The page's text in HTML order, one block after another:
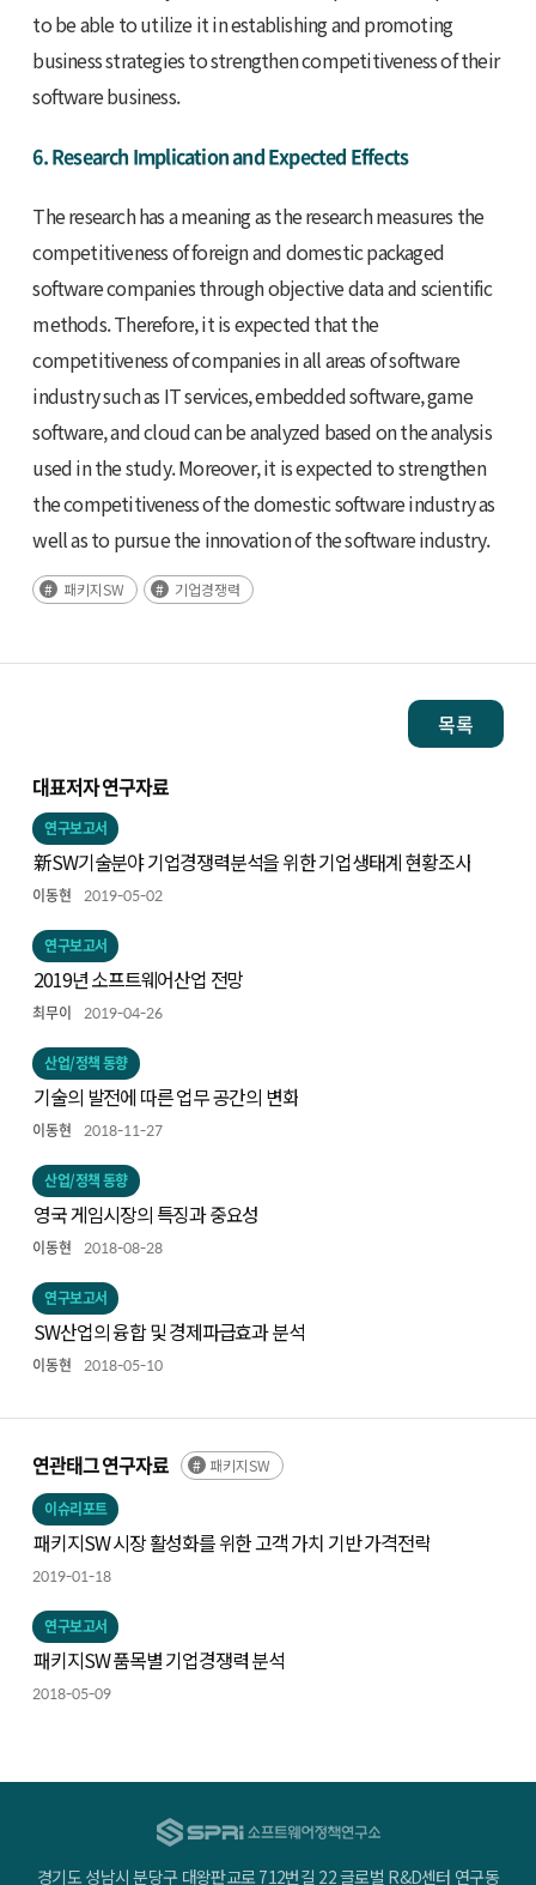
to be able to utilize it in establishing and promoting
business strategies to strengthen competitiveness of their
software business.
6. Research Implication and Expected Effects
The research has a meaning as the research measures the
competitiveness of foreign and domestic packaged
software companies through objective data and scientific
methods. Therefore, it is expected that the
competitiveness of companies in all areas of software
industry such as IT services, embedded software, game
software, and cloud can be analyzed based on the analysis
used in the study. Moreover, it is expected to strengthen
the competitiveness of the domestic software industry as
well as to pursue the innovation of the software industry.
패키지SW 기업경쟁력
목록
대표저자 연구자료
연구보고서
新SW기술분야 기업경쟁력분석을 위한 기업생태계 현황조사
이동현 2019-05-02
연구보고서
2019년 소프트웨어산업 전망
최무이 2019-04-26
산업/정책 동향
기술의 발전에 따른 업무 공간의 변화
이동현 2018-11-27
산업/정책 동향
영국 게임시장의 특징과 중요성
이동현 2018-08-28
연구보고서
SW산업의 융합 및 경제파급효과 분석
이동현 2018-05-10
연관태그 연구자료 패키지SW
이슈리포트
패키지SW 시장 활성화를 위한 고객 가치 기반 가격전략
2019-01-18
연구보고서
패키지SW 품목별 기업경쟁력 분석
2018-05-09
경기도 성남시 분당구 대왕판교로 712번길 22 글로벌 R&D센터 연구동